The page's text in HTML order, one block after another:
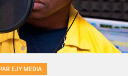
EJY MEDIA